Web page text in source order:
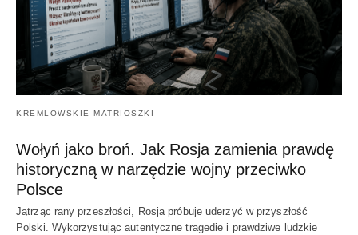
KREMLOWSKIE MATRIOSZKI
Wołyń jako broń. Jak Rosja zamienia prawdę
historyczną w narzędzie wojny przeciwko
Polsce
Jątrząc rany przeszłości, Rosja próbuje uderzyć w przyszłość
Polski. Wykorzystując autentyczne tragedie i prawdziwe ludzkie